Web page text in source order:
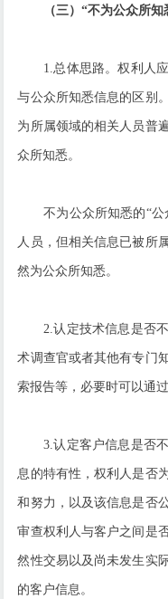
（三）“不为公众所
1.总体思路。权利人
与公众所知悉信息的区别
为所属领域的相关人员普
众所知悉。
不为公众所知悉的“
人员，但相关信息已被所
然为公众所知悉。
2.认定技术信息是否
术调查官或者其他有专门
索报告等，必要时可以通
3.认定客户信息是否
息的特有性，权利人是否
和努力，以及该信息是否
审查权利人与客户之间是
然性交易以及尚未发生实
的客户信息。